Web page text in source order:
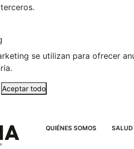
se utilizan para ofrecer
Aceptar todo
QUIÉNES SOMOS SALUD